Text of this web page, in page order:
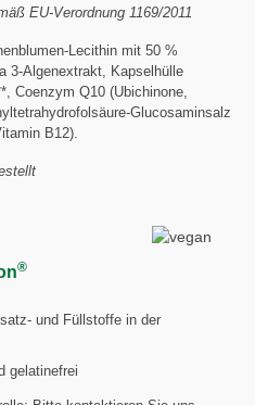
EU-Verordnung 1169/2011
Lecithin mit 50 %
3-Algenextrakt, Kapselhülle
Coenzym Q10 (Ubichinone,
Glucosaminsalz
B12).
®
und Füllstoffe in der
gelatinefrei